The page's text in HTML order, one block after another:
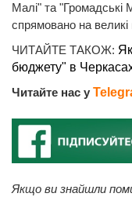
Малі" та "Громадські
спрямовано на великі
ЧИТАЙТЕ ТАКОЖ:
бюджету" в
Читайте нас у
Якщо ви знайшли